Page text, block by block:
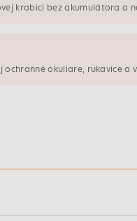
krabici bez akumulátora a
okuliare, rukavice